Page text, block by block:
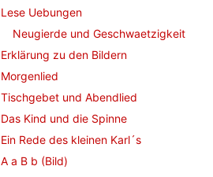
Lese Uebungen
Neugierde und Geschwaetzigkeit
Erklärung zu den Bildern
Morgenlied
Tischgebet und Abendlied
Das Kind und die Spinne
Ein Rede des kleinen Karl´s
A a B b (Bild)